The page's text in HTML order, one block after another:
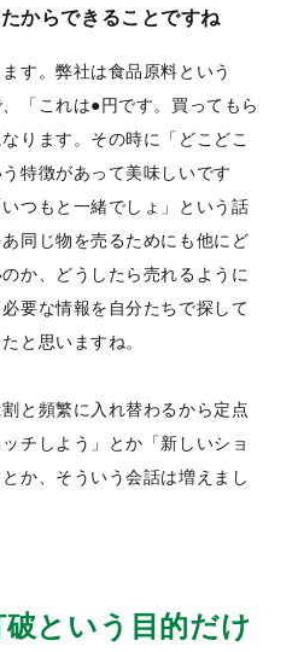
からできることですね
す。弊社は食品原料という
「これは●円です。買ってもら
ります。その時に「どこどこ
特徴があって美味しいです
つもと一緒でしょ」という話
同じ物を売るためにも他にど
か、どうしたら売れるように
要な情報を自分たちで探して
と思いますね。
と頻繁に入れ替わるから定点
チしよう」とか「新しいショ
か、そういう会話は増えまし
という目的だけ